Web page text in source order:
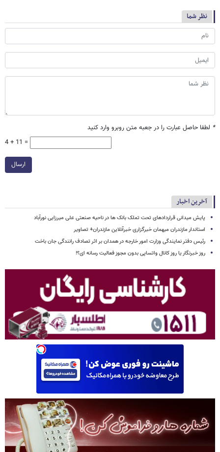
نظر شما
* لطفا حاصل عبارت را در جعبه متن روبرو وارد کنید
4 + 11 =
ارسال
آخرین اخبار
پایش میدانی قراردادهای تحت تملک بانک ها در ناحیه صنعتی علی میرزایی نورآباد
استاندار مازندران میهمان خبرگزاری خبرآنلاین مازندران+ تصاویر
رئیس دفتر نمایندگی وزارت امور خارجه در همدان بر اثر تصادف رانندگی جان باخت
روز خبرنگار یا روز کانال واتساپی بدون مجوز فعالیت رسانه ای؟!